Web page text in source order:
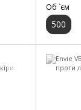
Об `єм
500